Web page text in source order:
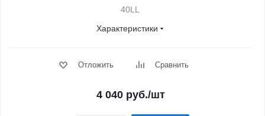
40LL
Характеристики
Отложить Сравнить
4 040руб./шт